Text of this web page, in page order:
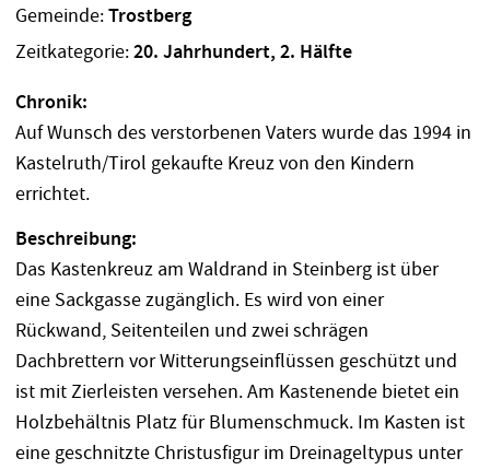
Gemeinde:Trostberg
Zeitkategorie:20. Jahrhundert, 2. Hälfte
Chronik:
Auf Wunsch des verstorbenen Vaters wurde das 1994 in
Kastelruth/Tirol gekaufte Kreuz von den Kindern
errichtet.
Beschreibung:
Das Kastenkreuz am Waldrand in Steinberg ist über
eine Sackgasse zugänglich. Es wird von einer
Rückwand, Seitenteilen und zwei schrägen
Dachbrettern vor Witterungseinflüssen geschützt und
ist mit Zierleisten versehen. Am Kastenende bietet ein
Holzbehältnis Platz für Blumenschmuck. Im Kasten ist
eine geschnitzte Christusfigur im Dreinageltypus unter